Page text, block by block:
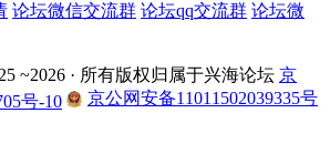
论坛微信交流群 论坛qq交流群 论坛微
~2026 · 所有版权归属于兴海论坛 京
号-10
京公网安备11011502039335号